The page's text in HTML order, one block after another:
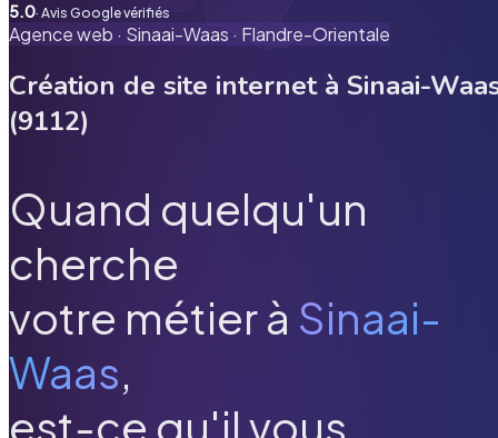
5.0· Avis Google vérifiés
Agence web · Sinaai-Waas · Flandre-Orientale
Création de site internet à Sinaai-
(9112)
Quand quelqu'un
cherche
votre métier à Sinaai-
Waas,
est-ce qu'il vous